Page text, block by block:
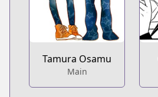
Tamura Osamu
Main